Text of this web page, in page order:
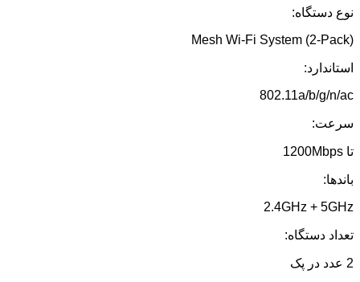
نوع دستگاه:
Mesh Wi-Fi System (2-Pack)
استاندارد:
802.11a/b/g/n/ac
سرعت:
تا 1200Mbps
باندها:
2.4GHz + 5GHz
تعداد دستگاه:
2 عدد در پک